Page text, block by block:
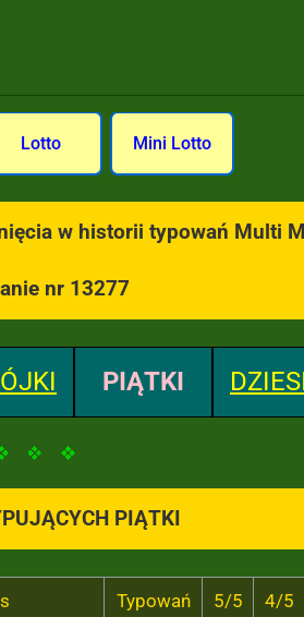
Lotto Mini Lotto
w historii typowań Multi
nr 13277
PIĄTKI
PIĄTKI
Typowań 5/5 4/5